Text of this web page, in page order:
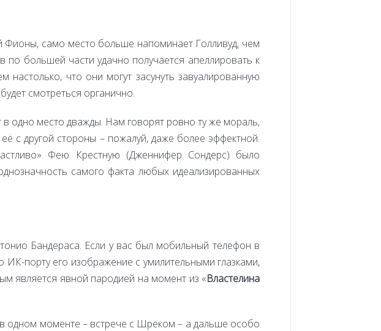
Фионы, само место больше напоминает Голливуд, чем
большей части удачно получается апеллировать к
настолько, что они могут засунуть завуалированную
смотреться органично.
в одно место дважды. Нам говорят ровно ту же мораль,
с другой стороны – пожалуй, даже более эффектной.
Фею Крестную (Дженнифер Сондерс) было
самого факта любых идеализированных
Бандераса. Если у вас был мобильный телефон в
ИК-порту его изображение с умилительными глазками,
является явной пародией на момент из «Властелина
одном моменте – встрече с Шреком – а дальше особо